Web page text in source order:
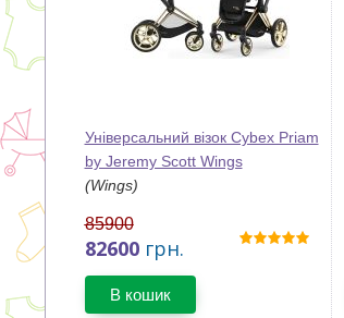
Універсальний візок Cybex Priam
by Jeremy Scott Wings
(Wings)
85900
82600 грн.
В кошик